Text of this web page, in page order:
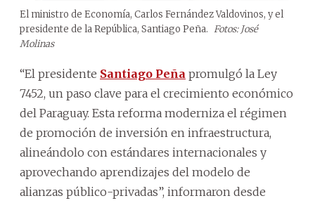
El ministro de Economía, Carlos Fernández Valdovinos, y el
presidente de la República, Santiago Peña. Fotos: José
Molinas
“El presidente Santiago Peña promulgó la Ley
7452, un paso clave para el crecimiento económico
del Paraguay. Esta reforma moderniza el régimen
de promoción de inversión en infraestructura,
alineándolo con estándares internacionales y
aprovechando aprendizajes del modelo de
alianzas público-privadas”, informaron desde